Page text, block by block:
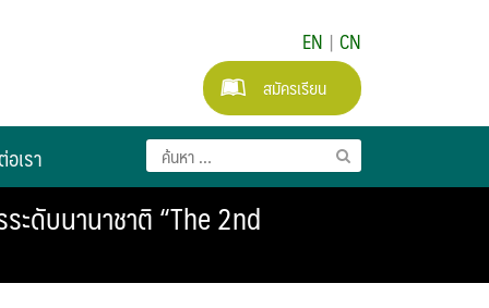
EN | CN
สมัครเรียน
เรา
ะดับนานาชาติ “The 2nd